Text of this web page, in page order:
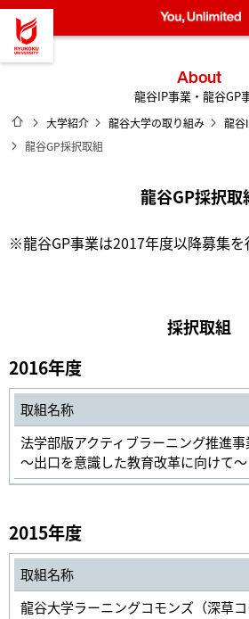
龍谷大学 You,
About
龍谷IP事業・龍谷GP
ホーム
大学紹介 龍谷大学の取り組み
龍谷
龍谷GP採択取組
龍谷GP採択取
※龍谷GP事業は2017年度以降募集を
採択取組
2016年度
取組名称
法学部版アクティブラーニング推進事
～出口を意識した教育改革に向けて～
2015年度
取組名称
龍谷大学ラーニングコモンズ（深草